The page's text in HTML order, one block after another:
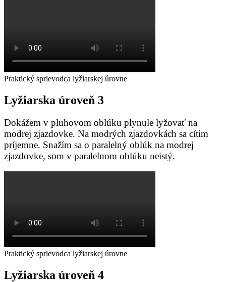
Praktický sprievodca lyžiarskej úrovne
Lyžiarska úroveň 3
Dokážem v pluhovom oblúku plynule lyžovať na
modrej zjazdovke. Na modrých zjazdovkách sa cítim
príjemne. Snažím sa o paralelný oblúk na modrej
zjazdovke, som v paralelnom oblúku neistý.
Praktický sprievodca lyžiarskej úrovne
Lyžiarska úroveň 4